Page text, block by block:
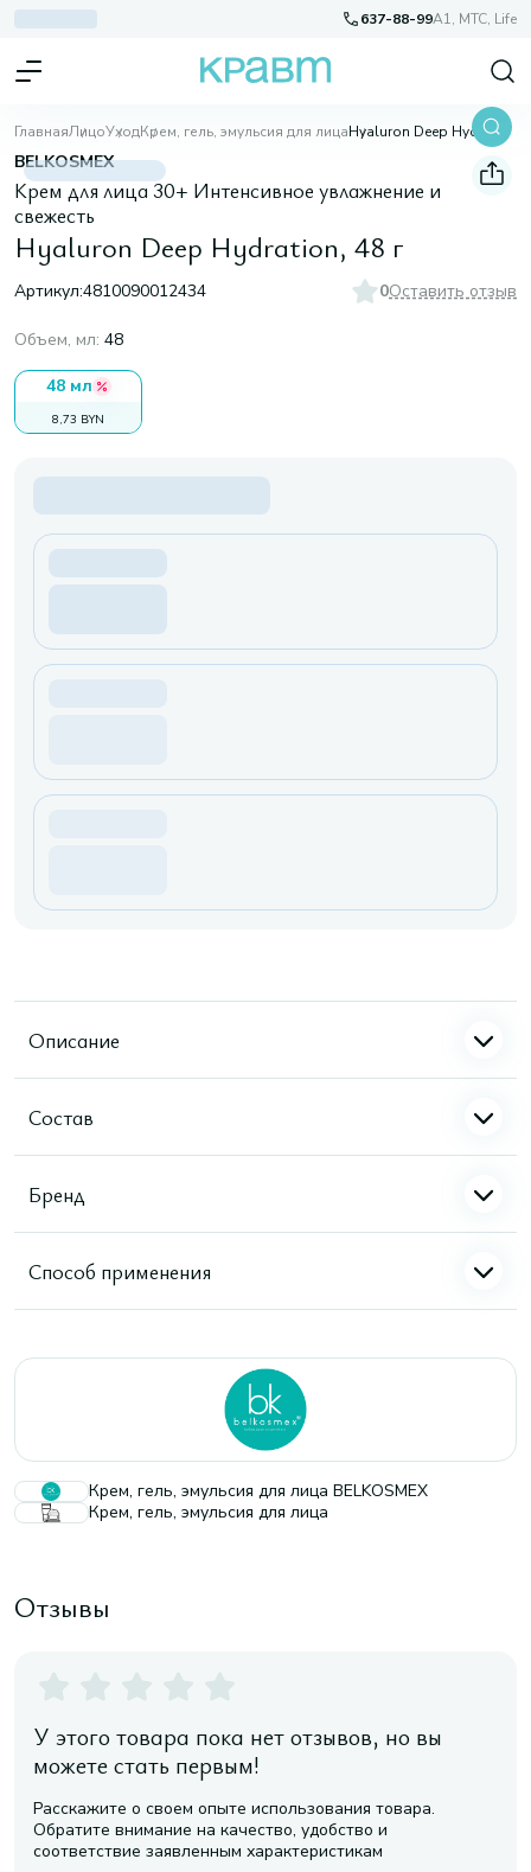
637-88-99A1, МТС, Life
ГлавнаяЛицоУходКрем, гель, эмульсия для лица Hyaluron Deep Hydration, 48 г
BELKOSMEX
Крем для лица 30+ Интенсивное увлажнение и
свежесть
Hyaluron Deep Hydration, 48 г
Артикул:4810090012434 0Оставить отзыв
Объем, мл: 48
48 мл
8,73 BYN
Описание
Состав
Бренд
Способ применения
Крем, гель, эмульсия для лица BELKOSMEX
Крем, гель, эмульсия для лица
Отзывы
У этого товара пока нет отзывов, но вы
можете стать первым!
Расскажите о своем опыте использования товара.
Обратите внимание на качество, удобство и
соответствие заявленным характеристикам